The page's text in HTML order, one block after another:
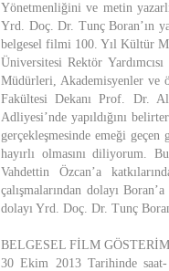
Yönetmenliğini ve metin
Yrd. Doç. Dr. Tunç Boran’ın
belgesel filmi 100. Yıl Kültür
Üniversitesi Rektör
Müdürleri, Akademisyenler ve
Fakültesi Dekanı Prof. Dr.
Adliyesi’nde yapıldığını
gerçekleşmesinde emeği
hayırlı olmasını diliyorum.
Vahdettin Özcan’a
çalışmalarından dolayı
dolayı Yrd. Doç. Dr. Tunç
BELGESEL FİLM
30 Ekim 2013 Tarihinde